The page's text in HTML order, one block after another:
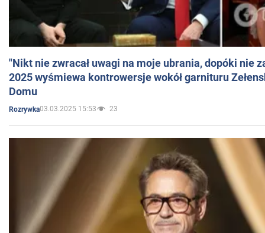
"Nikt nie zwracał uwagi na moje ubrania, dopóki nie
2025 wyśmiewa kontrowersje wokół garnituru
Domu
Rozrywka03.03.2025 15:53 23